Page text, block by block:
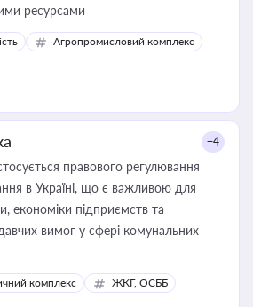
ресурсами
Агропромисловий комплекс
+4
правового регулювання
в Україні, що є важливою для
економіки підприємств та
вимог у сфері комунальних
комплекс ЖКГ, ОСББ